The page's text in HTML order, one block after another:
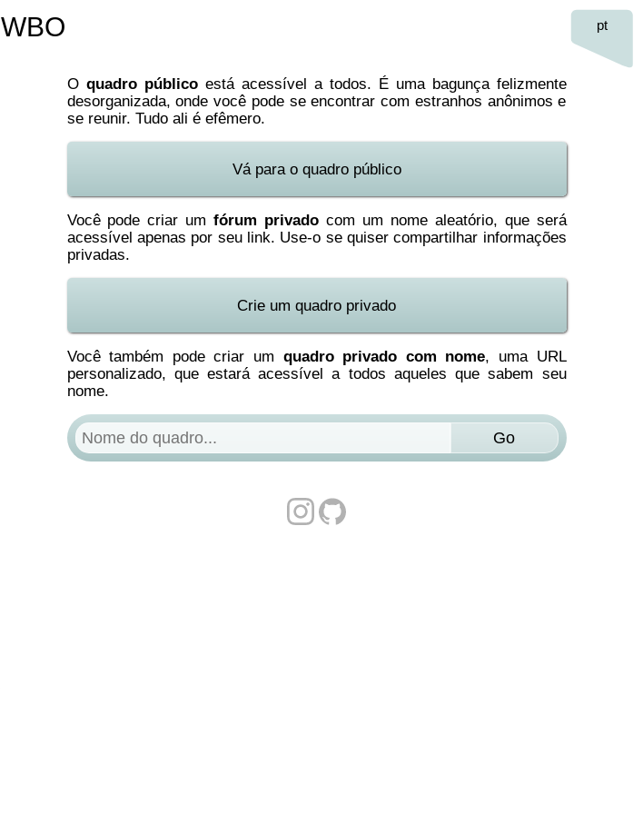
WBO pt
O quadro público está acessível a todos. É uma bagunça felizmente
desorganizada, onde você pode se encontrar com estranhos anônimos e
se reunir. Tudo ali é efêmero.
Vá para o quadro público
Você pode criar umfórum privado com um nome aleatório, que será
acessível apenas por seu link. Use-o se quiser compartilhar informações
privadas.
Crie um quadro privado
Você também pode criar um quadro privado com nome, uma URL
personalizado, que estará acessível a todos aqueles que sabem seu
nome.